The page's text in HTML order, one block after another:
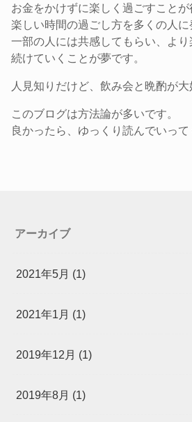
お金をかけずに楽しく過ごすことが
楽しい時間の過ごし方を多くの人に
一部の人には共感してもらい、より
続けていくことが夢です。
人見知りだけど、飲み会と晩酌が大
このブログは方法論が多いです。
良かったら、ゆっくり読んでいって
アーカイブ
2021年5月 (1)
2021年1月 (1)
2019年12月 (1)
2019年8月 (1)